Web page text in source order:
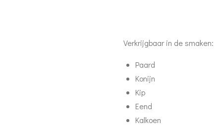
Verkrijgbaar in de smaken:
Paard
Konijn
Kip
Eend
Kalkoen